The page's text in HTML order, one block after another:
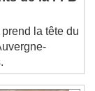
cancel
de la FFB
la tête du